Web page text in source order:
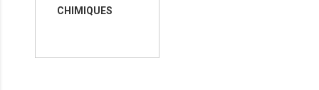
CHIMIQUES